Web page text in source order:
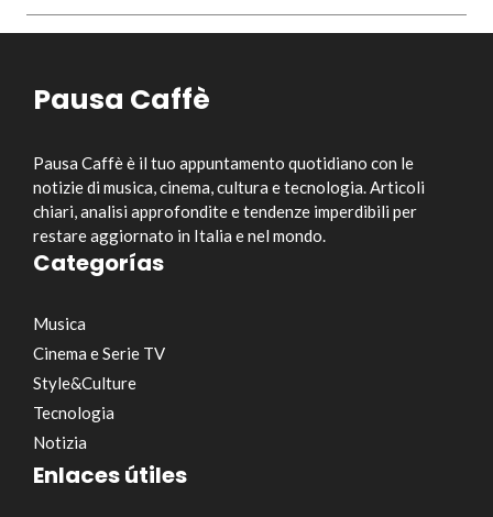
Pausa Caffè
Pausa Caffè è il tuo appuntamento quotidiano con le
notizie di musica, cinema, cultura e tecnologia. Articoli
chiari, analisi approfondite e tendenze imperdibili per
restare aggiornato in Italia e nel mondo.
Categorías
Musica
Cinema e Serie TV
Style&Culture
Tecnologia
Notizia
Enlaces útiles